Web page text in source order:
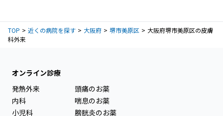
TOP 近くの病院を探す 大阪府 堺市美原区
大阪府堺市美原区の皮膚
科外来
オンライン診療
発熱外来
内科
小児科
頭痛のお薬
喘息のお薬
膀胱炎のお薬